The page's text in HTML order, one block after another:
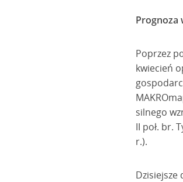
Prognoza
Poprzez
kwiecień
silnego
II poł. br.
r.).
Dzisiejsze